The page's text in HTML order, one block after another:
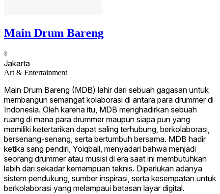
Main Drum Bareng
Jakarta
Art & Entertainment
Main Drum Bareng (MDB) lahir dari sebuah gagasan untuk
membangun semangat kolaborasi di antara para drummer di
Indonesia. Oleh karena itu, MDB menghadirkan sebuah
ruang di mana para drummer maupun siapa pun yang
memiliki ketertarikan dapat saling terhubung, berkolaborasi,
bersenang-senang, serta bertumbuh bersama. MDB hadir
ketika sang pendiri, Yoiqball, menyadari bahwa menjadi
seorang drummer atau musisi di era saat ini membutuhkan
lebih dari sekadar kemampuan teknis. Diperlukan adanya
sistem pendukung, sumber inspirasi, serta kesempatan untuk
berkolaborasi yang melampaui batasan layar digital.